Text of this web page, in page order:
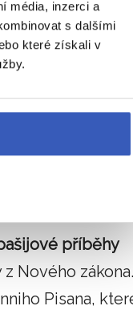
média, inzerci a
s dalšími
které získali v
kazatelna
na začátku 14.
příběhy
Nového zákona.
Pisana,